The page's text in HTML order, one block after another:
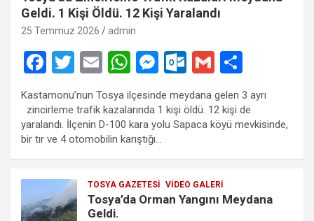
Geldi. 1 Kişi Öldü. 12 Kişi Yaralandı
25 Temmuz 2026 admin
F
ce
b
o
o
k
T
wi
tt
er
E
ail
W
at
s
A
p
M
es
se
n
g
er
O
ut
lo
o
o
G
m
ail
h
ar
e
Kastamonu’nun Tosya ilçesinde meydana gelen 3 ayrı
zincirleme trafik kazalarında 1 kişi öldü. 12 kişi de
yaralandı. İlçenin D-100 kara yolu Sapaca köyü mevkisinde,
bir tır ve 4 otomobilin karıştığı…
TOSYA GAZETESI VIDEO GALERI
Tosya’da Orman Yangını Meydana
Geldi.